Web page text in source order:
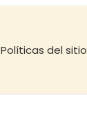
Políticas del sitio